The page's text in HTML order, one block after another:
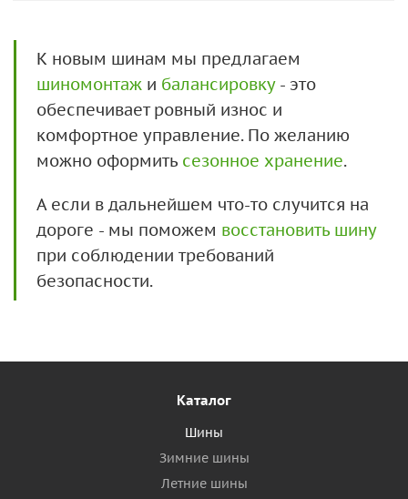
К новым шинам мы предлагаем
шиномонтаж и балансировку- это
обеспечивает ровный износ и
комфортное управление. По желанию
можно оформить сезонное хранение.
А если в дальнейшем что-то случится на
дороге - мы поможем восстановить шину
при соблюдении требований
безопасности.
Каталог
Шины
Зимние шины
Летние шины